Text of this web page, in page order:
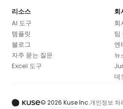
리소스
AI 도구
템플릿
블로그
자주 묻는 질문
Excel 도구
회
회
팀
엔
뉴
데
© 2026 Kuse Inc.개인정보 처